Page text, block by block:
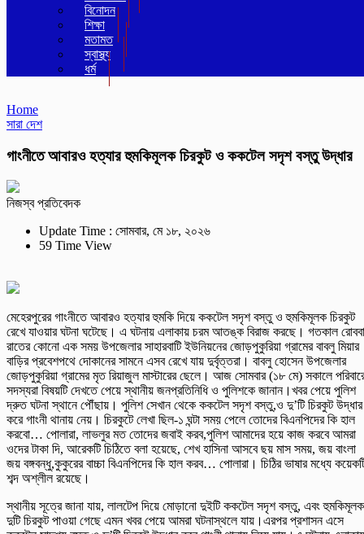
বিনোদন
শিক্ষা
মতামত
স্বাস্থ্য
ধর্ম
Home
সারা দেশ
গাংনীতে আবারও হত্যার হুমকিমূলক চিরকুট ও ককটেল সদৃশ বস্তু উদ্ধার
নিজস্ব প্রতিবেদক
Update Time : সোমবার, মে ১৮, ২০২৬
59 Time View
মেহেরপুরের গাংনীতে আবারও হত্যার হুমকি দিয়ে ককটেল সদৃশ বস্তু ও হুমকিমূলক চিরকুট
রেখে যাওয়ার ঘটনা ঘটেছে। এ ঘটনায় এলাকায় চরম আতঙ্ক বিরাজ করছে। গতকাল
রাতের কোনো এক সময় উপজেলার সাহারবাটি ইউনিয়নের জোড়পুকুরিয়া গ্রামের বাবলু মিয়ার
বাড়ির প্রবেশপথে দোকানের সামনে এসব রেখে যায় দুর্বৃত্তরা। বাবলু হোসেন উপজেলার
জোড়পুকুরিয়া গ্রামের মৃত রিয়াজুল মাস্টারের ছেলে। আজ সোমবার (১৮ মে) সকালে
সদস্যরা বিষয়টি দেখতে পেয়ে স্থানীয় জনপ্রতিনিধি ও পুলিশকে জানান।খবর পেয়ে পুলিশ
দ্রুত ঘটনা স্থানে পৌঁছায়। পুলিশ সেখান থেকে ককটেল সদৃশ বস্তু,ও দু’টি চিরকুট উদ্ধার
করে গাংনী থানায় নেয়। চিরকুটে লেখা ছিল-১ ঘন্টা সময় পেলে তোদের বিএনপিদের কি হাল
করবো… পোলারা, লাভলুর মত তোদের জবাই করব,পুলিশ আমাদের হয়ে কাজ করবে আমরা
ওদের টাকা দি, আরেকটি চিঠিতে বলা হয়েছে, শেখ হাসিনা আসবে ছয় মাস সময়, জয় বাংলা
জয় বঙ্গবন্ধু,কুকুরের বাচ্চা বিএনপিদের কি হাল করব… পোলারা। চিঠির ভাষার মধ্যে
শব্দ অশ্লীল রয়েছে।
স্থানীয় সূত্রে জানা যায়, লালটেপ দিয়ে মোড়ানো দুইটি ককটেল সদৃশ বস্তু, এবং হুমকিমূলক
দুটি চিরকুট পাওয়া গেছে এমন খবর পেয়ে আমরা ঘটনাস্থলে যায়।এরপর প্রশাসন এসে